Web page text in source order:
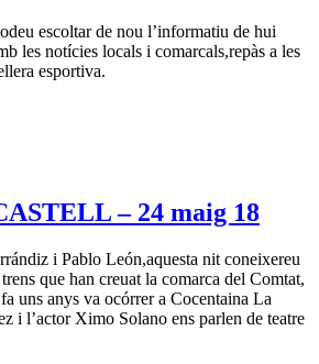
escoltar de nou l’informatiu de hui
les notícies locals i comarcals,repàs a les
esportiva.
– 24 maig 18
i Pablo León,aquesta nit coneixereu
que han creuat la comarca del Comtat,
uns anys va ocórrer a Cocentaina La
i l’actor Ximo Solano ens parlen de teatre